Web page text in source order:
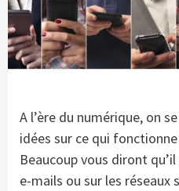
A l’ère du numérique, on
idées sur ce qui
Beaucoup vous diront
e-mails ou sur les réseaux